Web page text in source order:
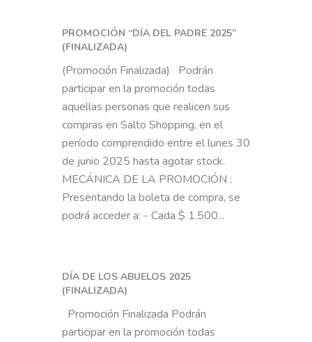
PROMOCIÓN “DÍA DEL PADRE 2025”
(FINALIZADA)
(Promoción Finalizada) Podrán
participar en la promoción todas
aquellas personas que realicen sus
compras en Salto Shopping, en el
período comprendido entre el lunes 30
de junio 2025 hasta agotar stock.
MECÁNICA DE LA PROMOCIÓN :
Presentando la boleta de compra, se
podrá acceder a: - Cada $ 1.500...
DÍA DE LOS ABUELOS 2025
(FINALIZADA)
Promoción Finalizada Podrán
participar en la promoción todas